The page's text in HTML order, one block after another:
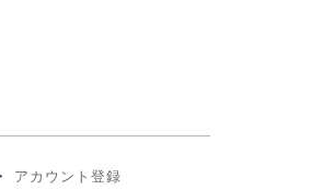
アカウント登録